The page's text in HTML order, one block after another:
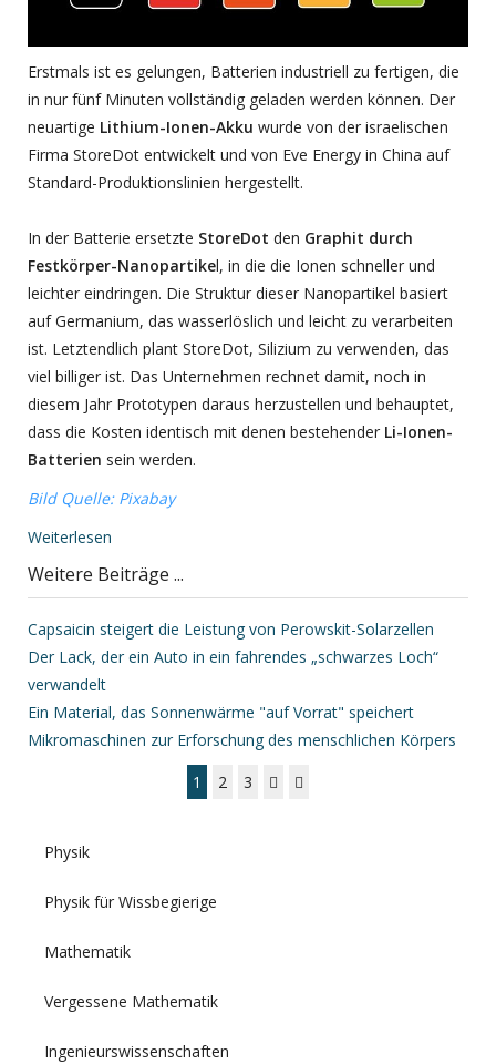
Erstmals ist es gelungen, Batterien industriell zu fertigen, die
in nur fünf Minuten vollständig geladen werden können. Der
neuartige Lithium-Ionen-Akku wurde von der israelischen
Firma StoreDot entwickelt und von Eve Energy in China auf
Standard-Produktionslinien hergestellt.
In der Batterie ersetzte StoreDot den Graphit durch
Festkörper-Nanopartikel, in die die Ionen schneller und
leichter eindringen. Die Struktur dieser Nanopartikel basiert
auf Germanium, das wasserlöslich und leicht zu verarbeiten
ist. Letztendlich plant StoreDot, Silizium zu verwenden, das
viel billiger ist. Das Unternehmen rechnet damit, noch in
diesem Jahr Prototypen daraus herzustellen und behauptet,
dass die Kosten identisch mit denen bestehender Li-Ionen-
Batterien sein werden.
Bild Quelle: Pixabay
Weiterlesen
Weitere Beiträge ...
Capsaicin steigert die Leistung von Perowskit-Solarzellen
Der Lack, der ein Auto in ein fahrendes „schwarzes Loch“
verwandelt
Ein Material, das Sonnenwärme "auf Vorrat" speichert
Mikromaschinen zur Erforschung des menschlichen Körpers
1
2 3
Physik
Physik für Wissbegierige
Mathematik
Vergessene Mathematik
Ingenieurswissenschaften